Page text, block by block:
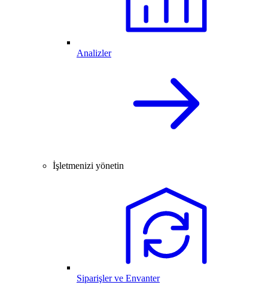
Analizler
İşletmenizi yönetin
Siparişler ve Envanter